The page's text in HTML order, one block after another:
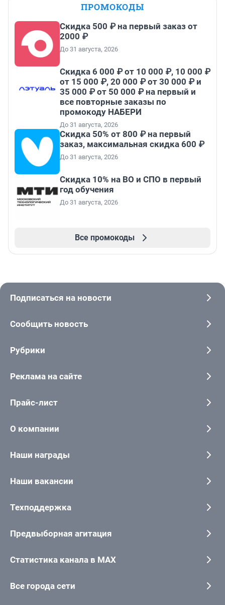
ПРОМОКОДЫ
Скидка 500 ₽ на первый заказ от
2000 ₽
До 31 августа, 2026
Скидка 6 000 ₽ от 10 000 ₽, 10 000 ₽
от 15 000 ₽, 20 000 ₽ от 30 000 ₽ и
35 000 ₽ от 50 000 ₽ на первый и
все повторные заказы по
промокоду НАБЕРИ
До 31 августа, 2026
Скидка 50% от 800 ₽ на первый
заказ, максимальная скидка 600 ₽
До 31 августа, 2026
Скидка 10% на ВО и СПО в первый
год обучения
До 31 августа, 2026
Все промокоды
Подписаться на новости
Сообщить новость
Рубрики
Реклама на сайте
Прайс-лист
О компании
Наши награды
Наши вакансии
Техподдержка
Предвыборная агитация
Статистика канала в MAX
Все города сети